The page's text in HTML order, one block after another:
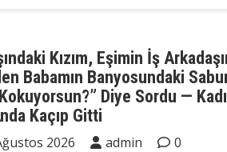
Kızım, Eşimin İş
Babamın Banyosundaki
Diye Sordu —
Kaçıp Gitti
2026 admin
0